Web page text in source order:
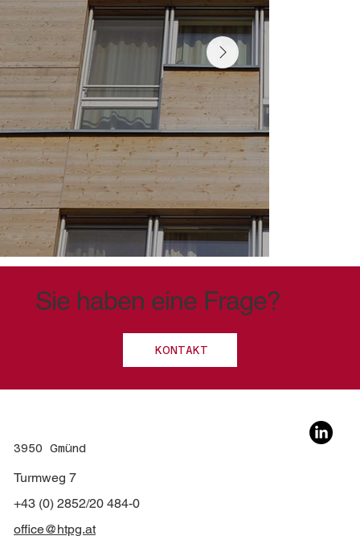
Sie haben eine Frage?
KONTAKT
3950 Gmünd
Turmweg 7
+43 (0) 2852/20 484-0
office@htpg.at